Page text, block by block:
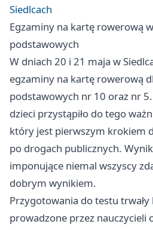
Siedlcach
Egzaminy na kartę rowerową
podstawowych
W dniach 20 i 21 maja w
egzaminy na kartę rowerową
podstawowych nr 10 oraz nr
dzieci przystąpiło do tego
który jest pierwszym krokiem
po drogach publicznych.
imponujące niemal wszyscy
dobrym wynikiem.
Przygotowania do testu trwały
prowadzone przez nauczycieli